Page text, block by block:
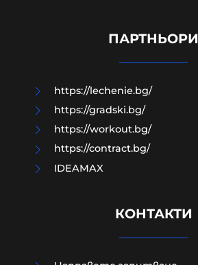
етикетите само в евро
ПАРТНЬОРИ
https://lechenie.bg/
https://gradski.bg/
https://workout.bg/
https://contract.bg/
IDEAMAX
КОНТАКТИ